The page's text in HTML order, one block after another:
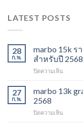
LATEST POSTS
28
ก.พ.
marbo 15k ร
สำหรับปี 2568
ปิดความเห็น
15k
ราคา
พอต
27
ก.พ.
marbo 13k
2568
ปิดความเห็น